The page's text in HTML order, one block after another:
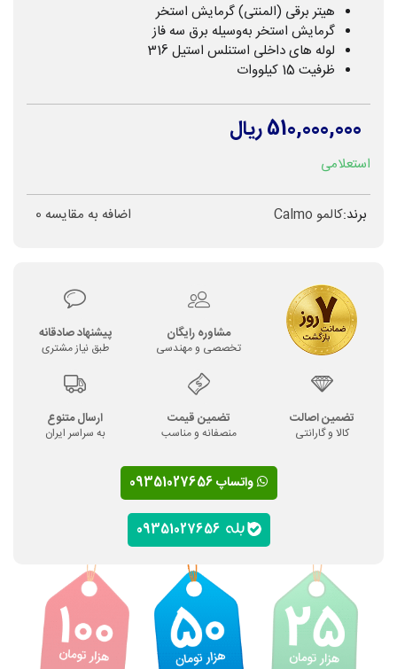
هیتر برقی (المنتی) گرمایش استخر
گرمایش استخر به‌وسیله برق سه فاز
لوله های داخلی استنلس استیل 316
ظرفیت 15 کیلووات
510,000,000 ریال
استعلامی
برند:کالمو Calmo اضافه به مقایسه 0
مشاوره رایگان
تخصصی و مهندسی
پیشنهاد صادقانه
طبق نیاز مشتری
تضمین اصالت
کالا و گارانتی
تضمین قیمت
منصفانه و مناسب
ارسال متنوع
به سراسر ایران
واتساپ 09351027656